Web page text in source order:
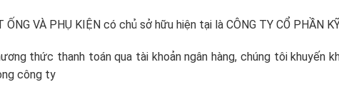
VÀ PHỤ KIỆN có chủ sở hữu hiện tại là CÔNG TY CỔ PHẦN
thức thanh toán qua tài khoản ngân hàng, chúng tôi khuyến
công ty